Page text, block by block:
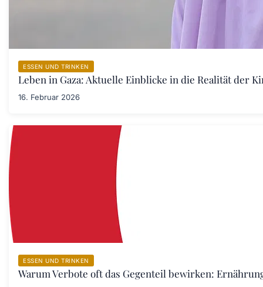
ESSEN UND TRINKEN
Leben in Gaza: Aktuelle Einblicke in die Realität der
16. Februar 2026
ESSEN UND TRINKEN
Warum Verbote oft das Gegenteil bewirken: